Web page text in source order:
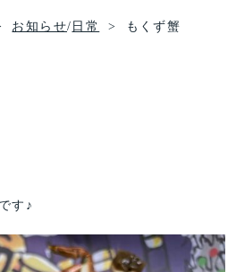
お知らせ/ 日常 もくず蟹
す♪